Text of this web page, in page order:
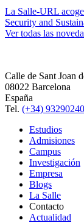
La Salle-URL
Security and
Ver todas las
Calle de Sant Joan
08022 Barcelona
España
Tel. (+34)
Estudios
Admisiones
Campus
Investigación
Empresa
Blogs
La Salle
Contacto
Actualidad